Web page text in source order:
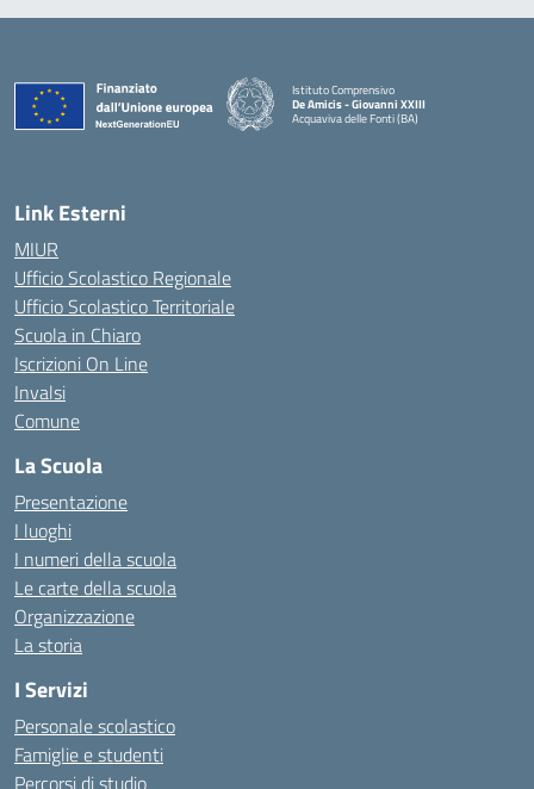
Istituto Comprensivo
De Amicis - Giovanni XXIII
Acquaviva delle Fonti (BA)
— Visita la pagina iniziale della scuola
Link Esterni
MIUR
Ufficio Scolastico Regionale
Ufficio Scolastico Territoriale
Scuola in Chiaro
Iscrizioni On Line
Invalsi
Comune
La Scuola
Presentazione
I luoghi
I numeri della scuola
Le carte della scuola
Organizzazione
La storia
I Servizi
Personale scolastico
Famiglie e studenti
Percorsi di studio